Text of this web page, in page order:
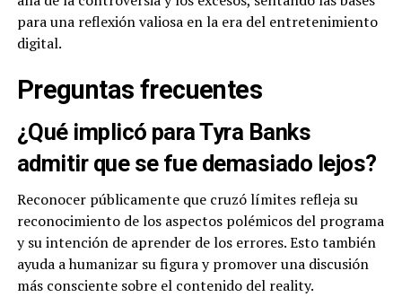
para una reflexión valiosa en la era del entretenimiento
digital.
Preguntas frecuentes
¿Qué implicó para Tyra Banks
admitir que se fue demasiado lejos?
Reconocer públicamente que cruzó límites refleja su
reconocimiento de los aspectos polémicos del programa
y su intención de aprender de los errores. Esto también
ayuda a humanizar su figura y promover una discusión
más consciente sobre el contenido del reality.